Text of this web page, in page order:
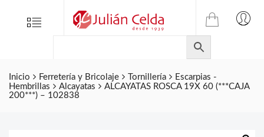
Menu
TIENDA
ONLINE
DE
JULIAN
CELDA
Inicio Ferretería y Bricolaje Tornillería
Escarpias -
Hembrillas
Alcayatas
ALCAYATAS ROSCA 19X 60 (***CAJA
200***) – 102838
Folletos
Contacto